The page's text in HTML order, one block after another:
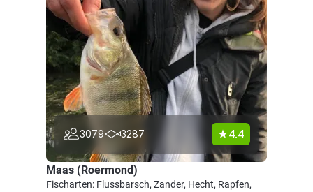
3079 3287 4.4
Maas (Roermond)
Fischarten: Flussbarsch, Zander, Hecht, Rapfen,